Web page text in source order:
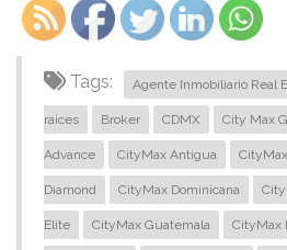
Tags: Agente Inmobiliario Real
raices Broker CDMX City Max
Advance CityMax Antigua
Diamond CityMax Dominicana
Elite CityMax Guatemala CityMax